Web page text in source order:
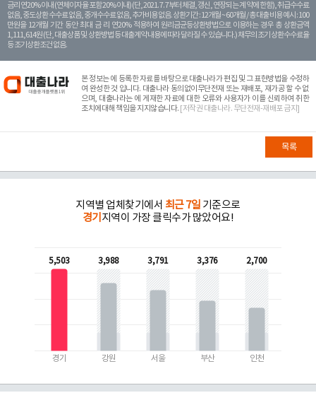
금리 연20% 이내 (연체이자율 포함 20% 이내) (단, 2021. 7. 7부터 체결, 갱신, 연장되는 계 약에 한함), 취급수수료
없음, 중도상환 수수료 없음, 중개수수료 없음, 추가비용 없음. 상환기간 : 12개월 ~ 60개월 / 총 대출 비용 예시 : 100
만원을 12개월 기간 동안 최대 금 리 연20% 적용하여 원리금균등상환방법으로 이용하는 경우 총 상환금액
1,111,614원 (단, 대출상품 및 상환방법 등 대출계약 내용에 따라 달라질 수 있습니다.) 채무의 조기 상환수수료율
등 조기상환조건 없음.
본 정보는에 등록한 자료를 바탕으로 대출나라가 편집 및 그 표현방법을 수정하
여 완성한 것 입니다. 대출나라 동의없이무단전재 또는 재배포, 재가공 할 수 없
으며, 대출나라는 에 게재한 자료에 대한 오류와 사용자가 이를 신뢰하여 취한
조치에대해 책임을 지지않습니다. [저작권 대출나라. 무단전재-재배포 금지]
목록
지역별 업체찾기에서 최근 7일 기준으로
경기 지역이 가장 클릭수가 많았어요!
5,503
경기
3,988
강원
3,791
서울
3,376
부산
2,700
인천